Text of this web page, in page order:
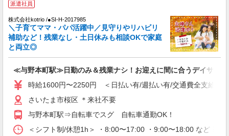
パート
パナソニックエイジフリーケアセンター中浦和
ショートステイ／介護職／AMのみ
時給1,193円〜1,257円 ※経験・能力・資格等
による ※一律処遇改善加算含む 〇時間外勤務手当
〇土日祝勤務手当 〇夜勤手当 〇深夜勤務手当 〇
無事故無違反表彰金 〇年末年始勤務手当 〇早朝
埼玉県さいたま市桜区西堀1丁目11番地32号
キープ
パート
パナソニックエイジフリーケアセンター中浦和
派遣社員
株式会社kotrio /●SI-H-2017985
＼子育てママ・パパ活躍中／見守りやリハビリ
補助など！残業なし・土日休みも相談OKで家庭
と両立◎
≪与野本町駅≫日勤のみ＆残業ナシ！お迎えに間に合うデイサー
時給1600円〜2250円 ＜日払い有/週払い有/交通費全支給(ガ
さいたま市桜区 ＊来社不要
与野本町駅⇒自転車でスグ 自転車通勤OK！
＜シフト制/休憩1h＞ ・8:00〜17:00 ・9:00〜18:00 など ※